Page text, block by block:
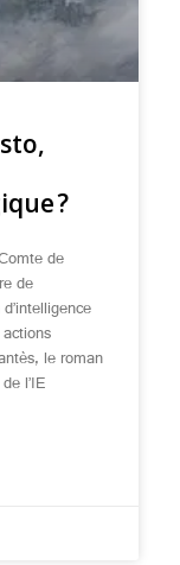
?
de
de
le roman
l’IE